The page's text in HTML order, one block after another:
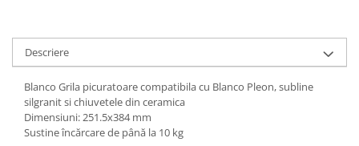
Descriere
Blanco Grila picuratoare compatibila cu Blanco Pleon, subline
silgranit si chiuvetele din ceramica
Dimensiuni: 251.5x384 mm
Sustineîncărcare de până la 10 kg